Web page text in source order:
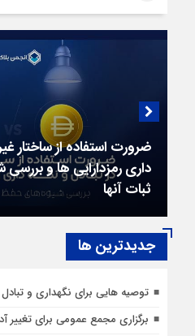
ضرورت استفاده از ساختار
داری رمزدارایی ها و
ثبات آنها
جديدترين ها
توصیه هایی برای نگهداری و تبادل
برگزاری مجمع عمومی برای